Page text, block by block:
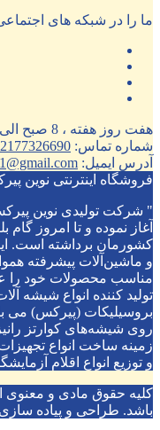
ما را در شبکه های
هفت روز هفته ، 8 صبح الی 8 شب پاسخگوی شما هستیم.
شماره تماس: , 02177326794 , 09122868752
آدرس ایمیل:
فروشگاه اینترنتی نوین
آغاز نموده و تا امروز
کشورمان برداشته است.
و ماشین‌آلات پیشرفته
مناسب محصولات خود را
تولید کننده انواع شیشه
بروسیلیکات (پیرکس) می
روی شیشه‌های کوارتز
زمینه ساخت انواع
و توزیع انواع اقلام
کلیه حقوق مادی و معنوی
باشد. طراحی و پیاده